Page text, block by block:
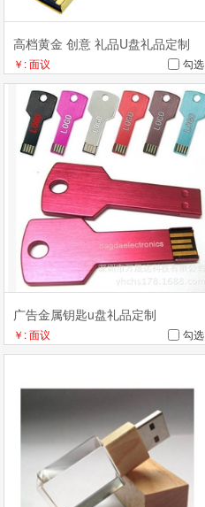
高档黄金 创意 礼品U盘礼品定制
￥: 面议 勾选
广告金属钥匙u盘礼品定制
￥: 面议 勾选